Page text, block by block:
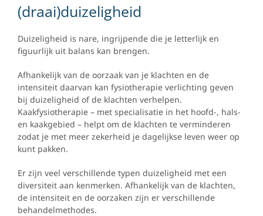
(draai)duizeligheid
Duizeligheid is nare, ingrijpende die je letterlijk en
figuurlijk uit balans kan brengen.
Afhankelijk van de oorzaak van je klachten en de
intensiteit daarvan kan fysiotherapie verlichting geven
bij duizeligheid of de klachten verhelpen.
Kaakfysiotherapie – met specialisatie in het hoofd-, hals-
en kaakgebied – helpt om de klachten te verminderen
zodat je met meer zekerheid je dagelijkse leven weer op
kunt pakken.
Er zijn veel verschillende typen duizeligheid met een
diversiteit aan kenmerken. Afhankelijk van de klachten,
de intensiteit en de oorzaken zijn er verschillende
behandelmethodes.